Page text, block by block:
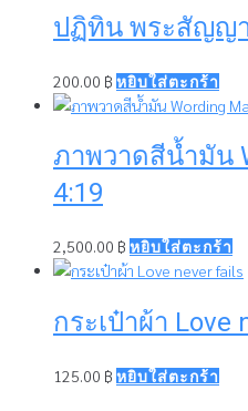
ปฏิทิน พระสัญญ
200.00 ฿ หยิบใส่ตะกร้า
ภาพวาดสีน้ำมัน
4:19
2,500.00 ฿ หยิบใส่ตะกร้า
กระเป๋าผ้า Love
125.00 ฿ หยิบใส่ตะกร้า